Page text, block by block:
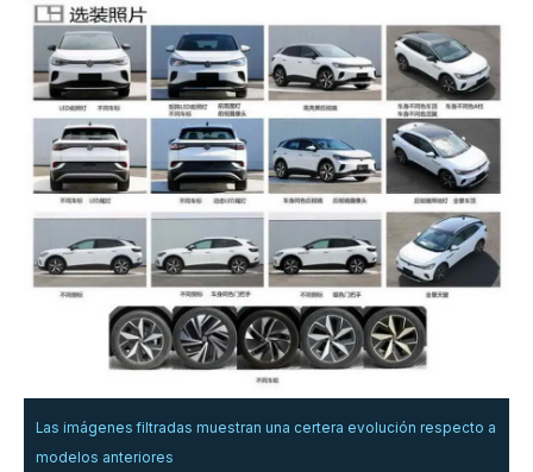
Las imágenes filtradas muestran una certera evolución respecto a
modelos anteriores